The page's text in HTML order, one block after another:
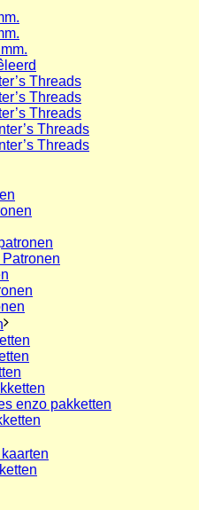
Threads
Threads
Threads
Threads
Threads
enzo pakketten